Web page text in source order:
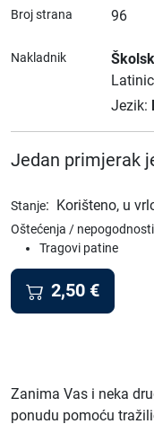
Broj strana 96
Nakladnik
Jezik:
Jedan primjerak
Stanje: Korišteno, u
Oštećenja /
Tragovi patine
2,50 €
Zanima Vas i neka
ponudu pomoću